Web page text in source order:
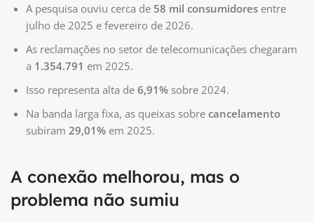
A pesquisa ouviu cerca de 58 mil consumidores entre
julho de 2025 e fevereiro de 2026.
As reclamações no setor de telecomunicações chegaram
a 1.354.791 em 2025.
Isso representa alta de 6,91% sobre 2024.
Na banda larga fixa, as queixas sobre cancelamento
subiram 29,01% em 2025.
A conexão melhorou, mas o
problema não sumiu